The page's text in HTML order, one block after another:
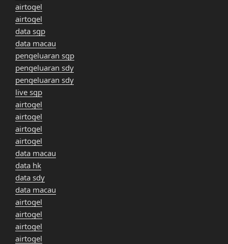
airtogel
airtogel
data sgp
data macau
pengeluaran sgp
pengeluaran sdy
pengeluaran sdy
live sgp
airtogel
airtogel
airtogel
airtogel
data macau
data hk
data sdy
data macau
airtogel
airtogel
airtogel
airtogel